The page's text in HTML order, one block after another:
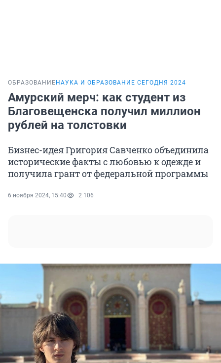
ОБРАЗОВАНИЕ НАУКА И ОБРАЗОВАНИЕ СЕГОДНЯ 2024
Амурский мерч: как студент из
Благовещенска получил миллион
рублей на толстовки
Бизнес-идея Григория Савченко объединила
исторические факты с любовью к одежде и
получила грант от федеральной программы
6 ноября 2024, 15:40 2 106